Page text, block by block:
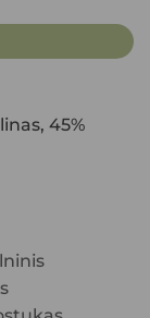
45%